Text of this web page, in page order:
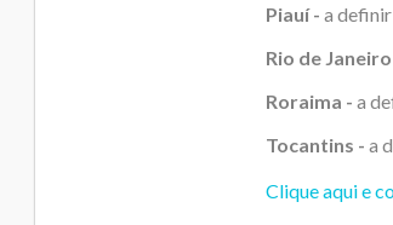
Piauí - a definir
Rio de
Roraima - a
Tocantins - a
Clique aqui e